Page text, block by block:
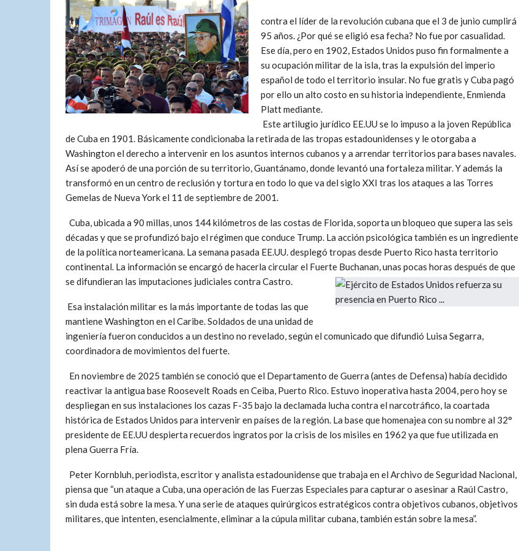
contra el líder de la revolución cubana que el 3 de junio cumplirá
95 años. ¿Por qué se eligió esa fecha? No fue por casualidad.
Ese día, pero en 1902, Estados Unidos puso fin formalmente a
su ocupación militar de la isla, tras la expulsión del imperio
español de todo el territorio insular. No fue gratis y Cuba pagó
por ello un alto costo en su historia independiente, Enmienda
Platt mediante.
Este artilugio jurídico EE.UU se lo impuso a la joven República
de Cuba en 1901. Básicamente condicionaba la retirada de las tropas estadounidenses y le otorgaba a
Washington el derecho a intervenir en los asuntos internos cubanos y a arrendar territorios para bases navales.
Así se apoderó de una porción de su territorio, Guantánamo, donde levantó una fortaleza militar. Y además la
transformó en un centro de reclusión y tortura en todo lo que va del siglo XXI tras los ataques a las Torres
Gemelas de Nueva York el 11 de septiembre de 2001.
Cuba, ubicada a 90 millas, unos 144 kilómetros de las costas de Florida, soporta un bloqueo que supera las seis
décadas y que se profundizó bajo el régimen que conduce Trump. La acción psicológica también es un ingrediente
de la política norteamericana. La semana pasada EE.UU. desplegó tropas desde Puerto Rico hasta territorio
continental. La información se encargó de hacerla circular el Fuerte Buchanan, unas pocas horas después de que
se difundieran las imputaciones judiciales contra Castro.
Esa instalación militar es la más importante de todas las que
mantiene Washington en el Caribe. Soldados de una unidad de
ingeniería fueron conducidos a un destino no revelado, según el comunicado que difundió Luisa Segarra,
coordinadora de movimientos del fuerte.
En noviembre de 2025 también se conoció que el Departamento de Guerra (antes de Defensa) había decidido
reactivar la antigua base Roosevelt Roads en Ceiba, Puerto Rico. Estuvo inoperativa hasta 2004, pero hoy se
despliegan en sus instalaciones los cazas F-35 bajo la declamada lucha contra el narcotráfico, la coartada
histórica de Estados Unidos para intervenir en países de la región. La base que homenajea con su nombre al 32°
presidente de EE.UU despierta recuerdos ingratos por la crisis de los misiles en 1962 ya que fue utilizada en
plena Guerra Fría.
Peter Kornbluh, periodista, escritor y analista estadounidense que trabaja en el Archivo de Seguridad Nacional,
piensa que “un ataque a Cuba, una operación de las Fuerzas Especiales para capturar o asesinar a Raúl Castro,
sin duda está sobre la mesa. Y una serie de ataques quirúrgicos estratégicos contra objetivos cubanos, objetivos
militares, que intenten, esencialmente, eliminar a la cúpula militar cubana, también están sobre la mesa”.